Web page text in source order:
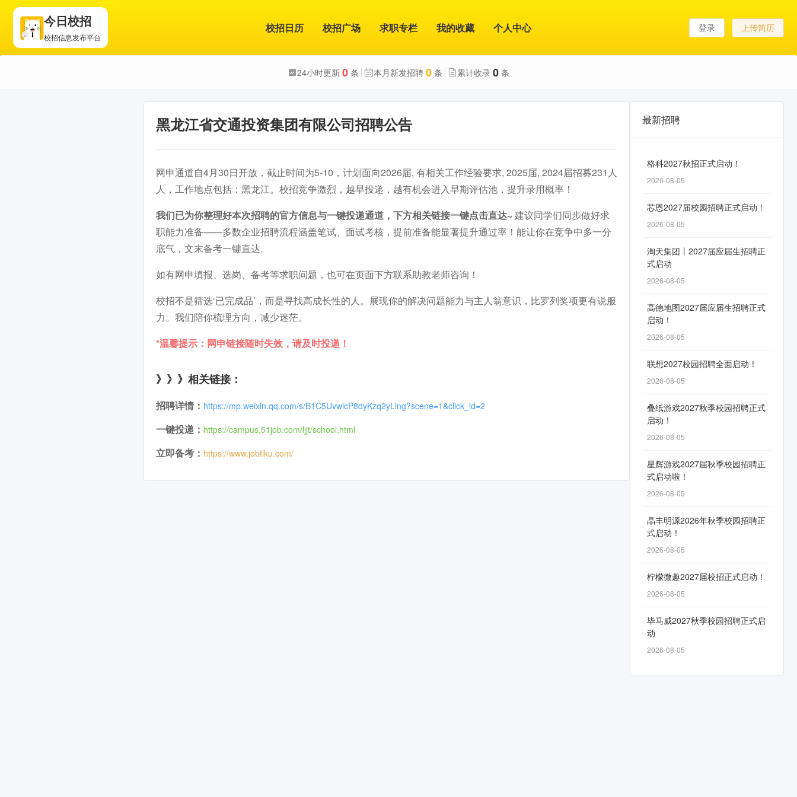
今日校招
校招信息发布平台
校招日历 校招广场 求职专栏 我的收藏 个人中心 登录 上传简历
24小时更新 0 条 本月新发招聘 0 条 累计收录 0 条
黑龙江省交通投资集团有限公司招聘公告
网申通道自4月30日开放，截止时间为5-10，计划面向2026届, 有相关工作经验要求, 2025届, 2024届招募231人
人，工作地点包括：黑龙江。校招竞争激烈，越早投递，越有机会进入早期评估池，提升录用概率！
我们已为你整理好本次招聘的官方信息与一键投递通道，下方相关链接一键点击直达~ 建议同学们同步做好求
职能力准备——多数企业招聘流程涵盖笔试、面试考核，提前准备能显著提升通过率！能让你在竞争中多一分
底气，文末备考一键直达。
如有网申填报、选岗、备考等求职问题，也可在页面下方联系助教老师咨询！
校招不是筛选‘已完成品’，而是寻找高成长性的人。展现你的解决问题能力与主人翁意识，比罗列奖项更有说服
力。我们陪你梳理方向，减少迷茫。
*温馨提示：网申链接随时失效，请及时投递！
》》》相关链接：
招聘详情： https://mp.weixin.qq.com/s/B1C5UvwicP8dyKzq2yLlng?scene=1&click_id=2
一键投递： https://campus.51job.com/ljjt/school.html
立即备考： https://www.jobtiku.com/
最新招聘
格科2027秋招正式启动！
2026-08-05
芯恩2027届校园招聘正式启动！
2026-08-05
淘天集团丨2027届应届生招聘正
式启动
2026-08-05
高德地图2027届应届生招聘正式
启动！
2026-08-05
联想2027校园招聘全面启动！
2026-08-05
叠纸游戏2027秋季校园招聘正式
启动！
2026-08-05
星辉游戏2027届秋季校园招聘正
式启动啦！
2026-08-05
晶丰明源2026年秋季校园招聘正
式启动！
2026-08-05
柠檬微趣2027届校招正式启动！
2026-08-05
毕马威2027秋季校园招聘正式启
动
2026-08-05